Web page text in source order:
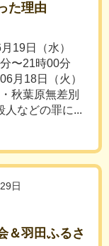
た理由
19日（水）
〜21時00分
月18日（火）
秋葉原無差別
人などの罪に...
日
＆羽田ふるさ